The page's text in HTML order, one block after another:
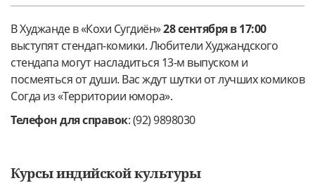
В Худжанде в «Кохи Сугдиён»28 сентября в 17:00
выступят стендап-комики. Любители Худжандского
стендапа могут насладиться 13-м выпуском и
посмеяться от души. Вас ждут шутки от лучших комиков
Согда из «Территории юмора».
Телефон для справок: (92) 9898030
Курсы индийской культуры